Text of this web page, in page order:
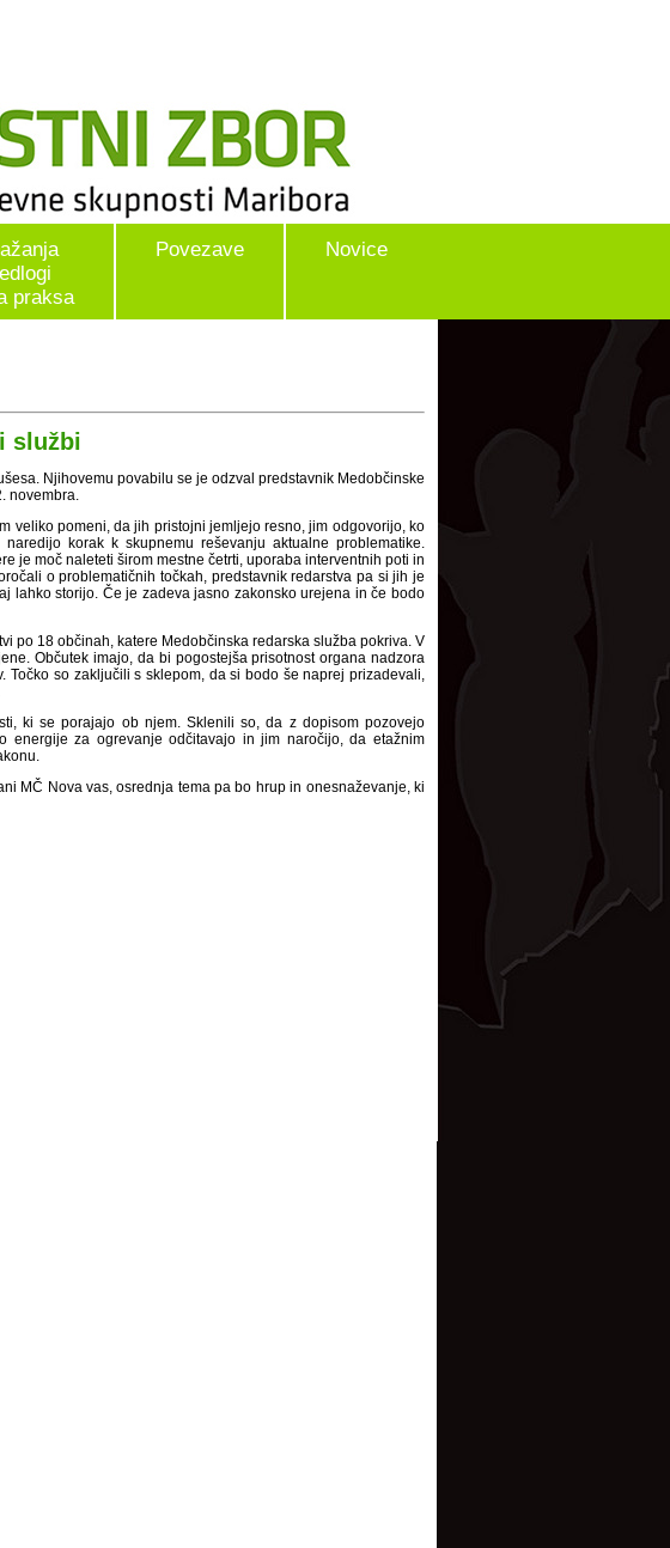
praksa
Povezave Novice
službi
Njihovemu povabilu se je odzval predstavnik Medobčinske
novembra.
veliko pomeni, da jih pristojni jemljejo resno, jim odgovorijo, ko
korak k skupnemu reševanju aktualne problematike.
je moč naleteti širom mestne četrti, uporaba interventnih poti in
o problematičnih točkah, predstavnik redarstva pa si jih je
lahko storijo. Če je zadeva jasno zakonsko urejena in če bodo
po 18 občinah, katere Medobčinska redarska služba pokriva. V
Občutek imajo, da bi pogostejša prisotnost organa nadzora
so zaključili s sklepom, da si bodo še naprej prizadevali,
ki se porajajo ob njem. Sklenili so, da z dopisom pozovejo
energije za ogrevanje odčitavajo in jim naročijo, da etažnim
MČ Nova vas, osrednja tema pa bo hrup in onesnaževanje, ki